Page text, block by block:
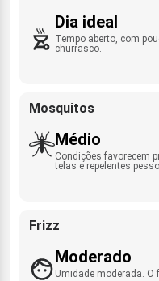
Dia ideal
Tempo aberto, com
churrasco.
Mosquitos
Médio
Condições favorecem
telas e repelentes
Frizz
Moderado
Umidade moderada. O